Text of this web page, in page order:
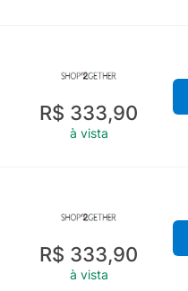
R$ 333,90
à vista
R$ 333,90
à vista